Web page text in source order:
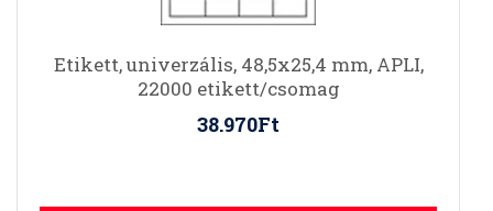
Etikett, univerzális, 48,5x25,4 mm, APLI,
22000 etikett/csomag
38.970Ft